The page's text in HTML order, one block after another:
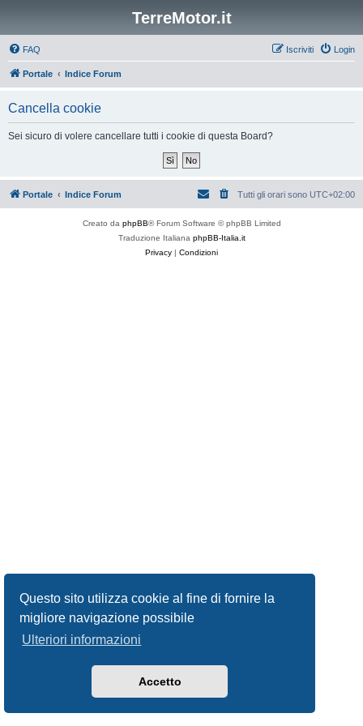
Questo sito utilizza cookie al fine di fornire la
migliore navigazione possibile
Ulteriori informazioni
Accetto
TerreMotor.it
FAQ Login
Iscriviti
Portale Indice Forum
Cancella cookie
Sei sicuro di volere cancellare tutti i cookie di questa Board?
Portale Indice Forum Tutti gli orari sono UTC+02:00
Creato da phpBB® Forum Software © phpBB Limited
Traduzione Italiana phpBB-Italia.it
Privacy | Condizioni